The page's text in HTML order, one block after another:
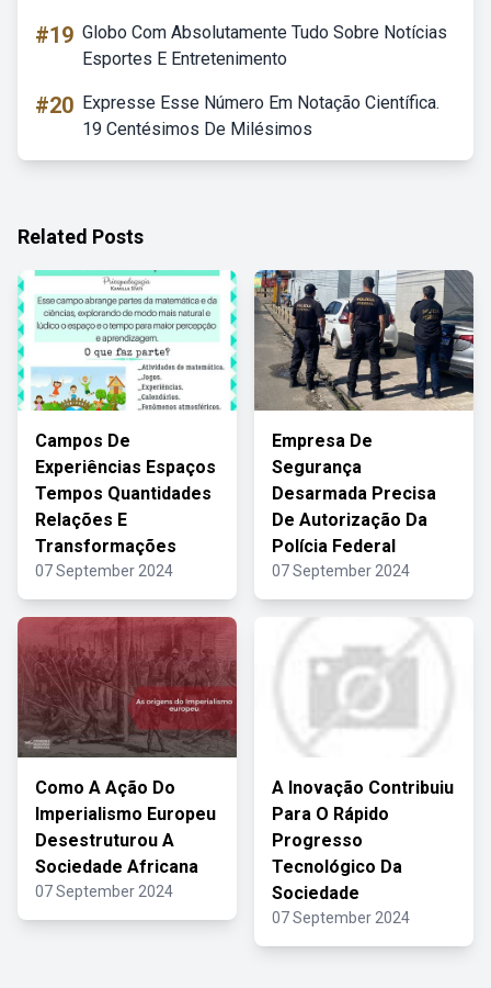
#19 Globo Com Absolutamente Tudo Sobre Notícias
Esportes E Entretenimento
#20 Expresse Esse Número Em Notação Científica.
19 Centésimos De Milésimos
Related Posts
Campos De
Experiências Espaços
Tempos Quantidades
Relações E
Transformações
07 September 2024
Empresa De
Segurança
Desarmada Precisa
De Autorização Da
Polícia Federal
07 September 2024
Como A Ação Do
Imperialismo Europeu
Desestruturou A
Sociedade Africana
07 September 2024
A Inovação Contribuiu
Para O Rápido
Progresso
Tecnológico Da
Sociedade
07 September 2024